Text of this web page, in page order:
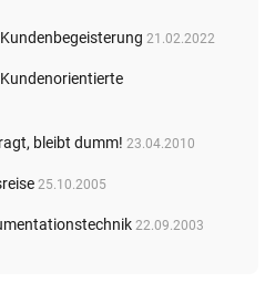
21.02.2022
bleibt dumm! 23.04.2010
25.10.2005
22.09.2003